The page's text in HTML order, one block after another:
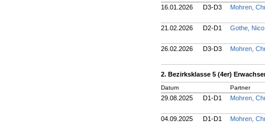
16.01.2026 D3-D3 Mohren,
21.02.2026 D2-D1 Gothe,
26.02.2026 D3-D3 Mohren,
2. Bezirksklasse 5 (4er)
Datum Partner
29.08.2025 D1-D1 Mohren,
04.09.2025 D1-D1 Mohren,